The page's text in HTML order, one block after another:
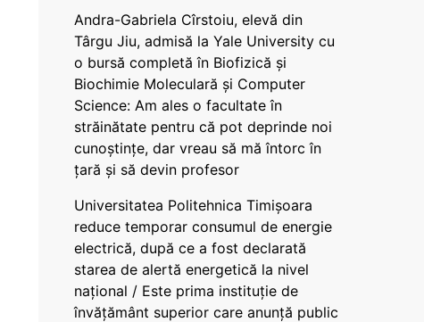
Andra-Gabriela Cîrstoiu, elevă din
Târgu Jiu, admisă la Yale University cu
o bursă completă în Biofizică și
Biochimie Moleculară și Computer
Science: Am ales o facultate în
străinătate pentru că pot deprinde noi
cunoștințe, dar vreau să mă întorc în
țară și să devin profesor
Universitatea Politehnica Timișoara
reduce temporar consumul de energie
electrică, după ce a fost declarată
starea de alertă energetică la nivel
național / Este prima instituție de
învățământ superior care anunță public